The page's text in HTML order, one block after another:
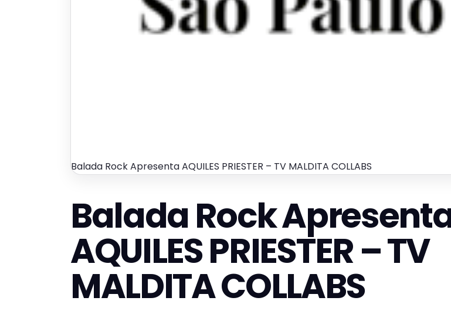
Balada Rock Apresenta AQUILES PRIESTER – TV MALDITA COLLABS
Balada Rock
AQUILES PRIESTER – TV
MALDITA COLLABS